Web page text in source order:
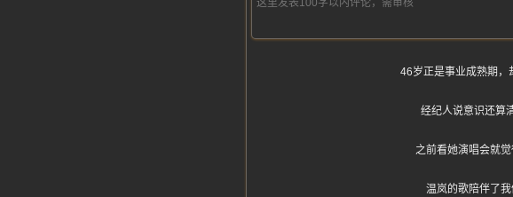
46岁正是事业成熟期，
经纪人说意识还算
之前看她演唱会就
温岚的歌陪伴了